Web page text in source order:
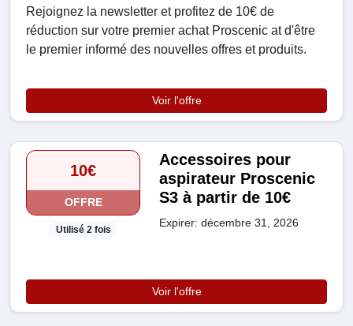
Rejoignez la newsletter et profitez de 10€ de
réduction sur votre premier achat Proscenic at d'être
le premier informé des nouvelles offres et produits.
Voir l'offre
10€
OFFRE
Utilisé 2 fois
Accessoires pour
aspirateur Proscenic
S3 à partir de 10€
Expirer: décembre 31, 2026
Voir l'offre